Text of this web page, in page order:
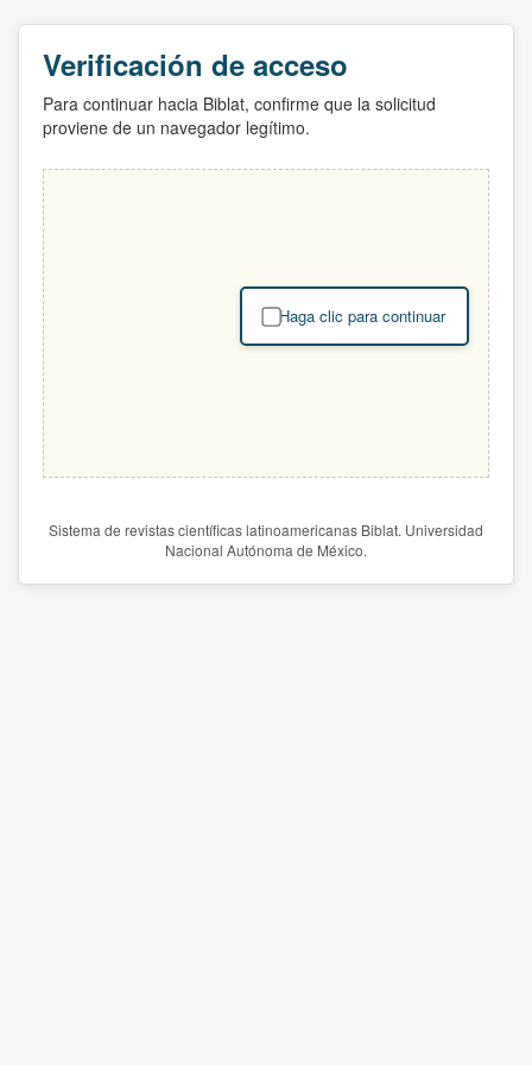
Verificación de acceso
Para continuar hacia Biblat, confirme que la solicitud
proviene de un navegador legítimo.
Haga clic para continuar
Sistema de revistas científicas latinoamericanas Biblat. Universidad
Nacional Autónoma de México.